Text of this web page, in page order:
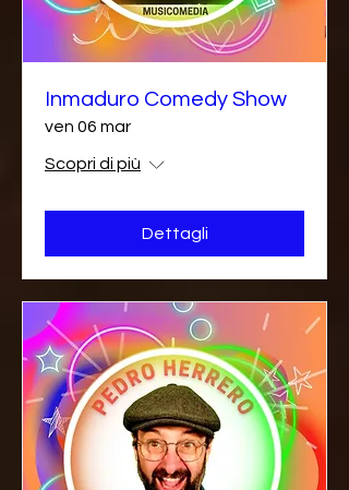
Inmaduro Comedy Show
ven 06 mar
Scopri di più
Dettagli